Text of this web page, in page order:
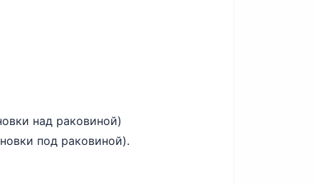
над раковиной)
под раковиной).